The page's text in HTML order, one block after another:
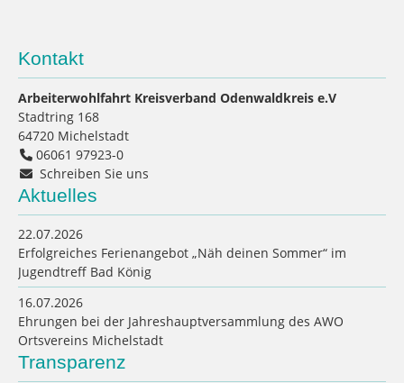
Kontakt
Arbeiterwohlfahrt Kreisverband Odenwaldkreis e.V
Stadtring 168
64720 Michelstadt
06061 97923-0
Schreiben Sie uns
Aktuelles
22.07.2026
Erfolgreiches Ferienangebot „Näh deinen Sommer“ im
Jugendtreff Bad König
16.07.2026
Ehrungen bei der Jahreshauptversammlung des AWO
Ortsvereins Michelstadt
Transparenz